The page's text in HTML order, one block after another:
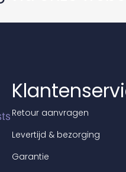
Retour aanvragen
Levertijd & bezorging
Garantie